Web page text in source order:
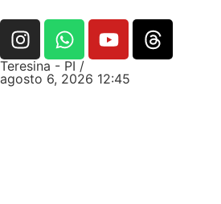
Teresina - PI /
agosto 6, 2026 12:45